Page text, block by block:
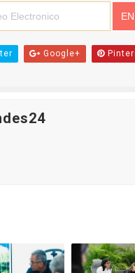
Google+